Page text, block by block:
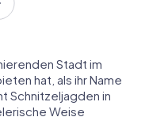
Stadt im
hat, als ihr Name
Schnitzeljagden in
Weise